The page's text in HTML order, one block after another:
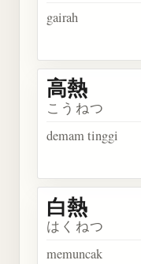
gairah
高熱
こうねつ
demam tinggi
白熱
はくねつ
memuncak